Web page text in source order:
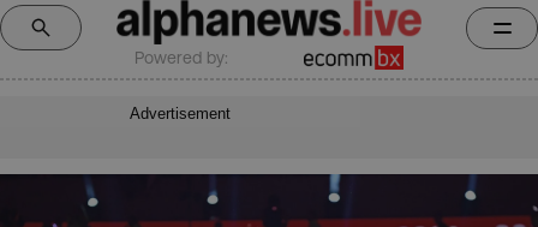
Powered by:
Advertisement